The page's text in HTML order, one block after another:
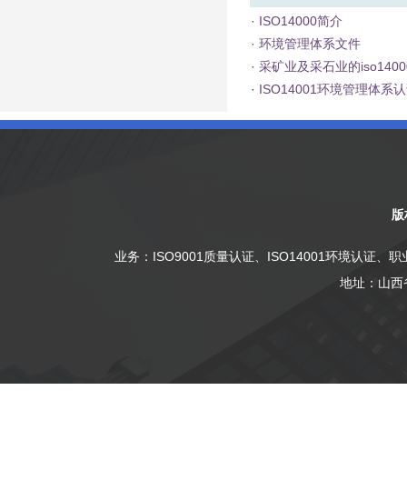
· ISO14000简介
· 环境管理体系文件
· 采矿业及采石业的
· ISO14001环境管理体系
业务： ISO9001质量认证 ISO14001环境认证、 职
地址：山